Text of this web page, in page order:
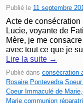
Publié le 11 septembre
Acte de
Lucie, voyante de
Mère, je me
avec tout ce que je
Lire la suite →
Publié dans consécration
Rosaire, Pontevedra,
Coeur Immaculé de Marie,
Marie,communion